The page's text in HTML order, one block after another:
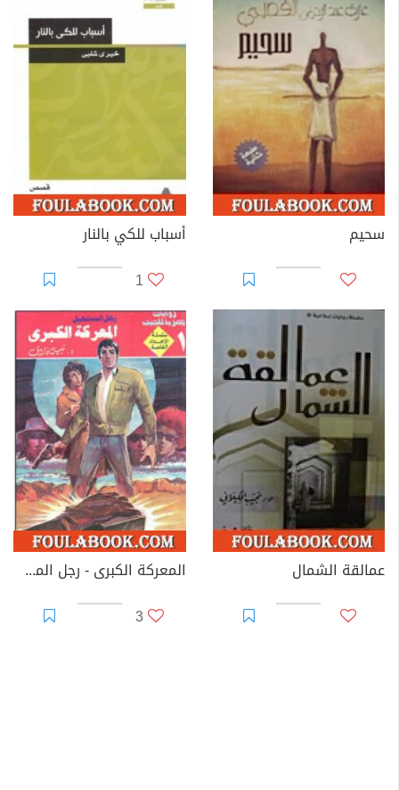
سحيم
أسباب للكي بالنار
1
عمالقة الشمال
المعركة الكبرى - رجل المستحيل
3